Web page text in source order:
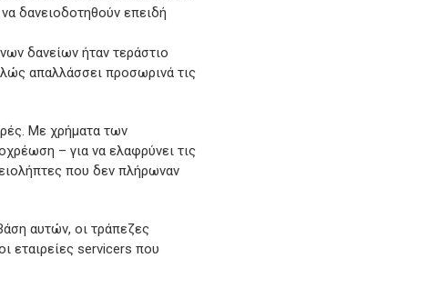
δανειοδοτηθούν επειδή
δανείων ήταν τεράστιο
απαλλάσσει προσωρινά τις
Με χρήματα των
– για να ελαφρύνει τις
που δεν πλήρωναν
αυτών, οι τράπεζες
εταιρείες servicers που